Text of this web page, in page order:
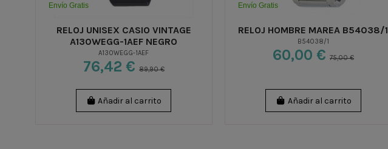
Envío Gratis
RELOJ UNISEX CASIO VINTAGE
A130WEGG-1AEF NEGRO
A130WEGG-1AEF
76,42 € 89,90 €
Añadir al carrito
Envío Gratis
RELOJ HOMBRE MAREA B54038/1
B54038/1
60,00 € 75,00 €
Añadir al carrito